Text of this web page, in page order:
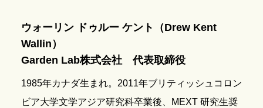
ウォーリン ドゥルー ケント（Drew Kent
Wallin）
Garden Lab株式会社 代表取締役
1985年カナダ生まれ。2011年ブリティッシュコロン
ビア大学文学アジア研究科卒業後、MEXT 研究生奨